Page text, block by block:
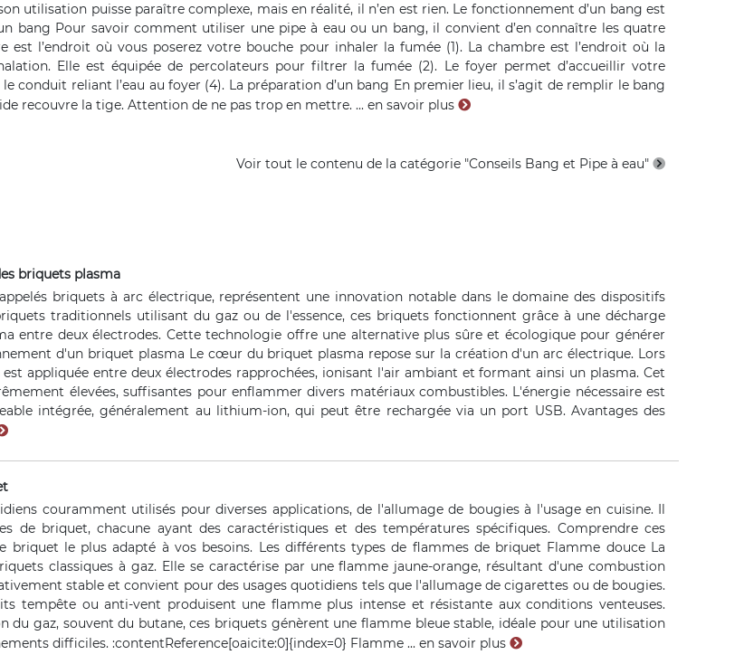
utilisation puisse paraître complexe, mais en réalité, il n’en est rien. Le fonctionnement d’un bang est
bang Pour savoir comment utiliser une pipe à eau ou un bang, il convient d’en connaître les quatre
est l’endroit où vous poserez votre bouche pour inhaler la fumée (1). La chambre est l’endroit où la
Elle est équipée de percolateurs pour filtrer la fumée (2). Le foyer permet d’accueillir votre
conduit reliant l’eau au foyer (4). La préparation d’un bang En premier lieu, il s’agit de remplir le bang
recouvre la tige. Attention de ne pas trop en mettre. ... en savoir plus
Voir tout le contenu de la catégorie "Conseils Bang et Pipe à eau"
briquets plasma
briquets à arc électrique, représentent une innovation notable dans le domaine des dispositifs
traditionnels utilisant du gaz ou de l'essence, ces briquets fonctionnent grâce à une décharge
entre deux électrodes. Cette technologie offre une alternative plus sûre et écologique pour générer
d'un briquet plasma Le cœur du briquet plasma repose sur la création d'un arc électrique. Lors
appliquée entre deux électrodes rapprochées, ionisant l'air ambiant et formant ainsi un plasma. Cet
élevées, suffisantes pour enflammer divers matériaux combustibles. L'énergie nécessaire est
intégrée, généralement au lithium-ion, qui peut être rechargée via un port USB. Avantages des
couramment utilisés pour diverses applications, de l'allumage de bougies à l'usage en cuisine. Il
de briquet, chacune ayant des caractéristiques et des températures spécifiques. Comprendre ces
briquet le plus adapté à vos besoins. Les différents types de flammes de briquet Flamme douce La
classiques à gaz. Elle se caractérise par une flamme jaune-orange, résultant d'une combustion
stable et convient pour des usages quotidiens tels que l'allumage de cigarettes ou de bougies.
tempête ou anti-vent produisent une flamme plus intense et résistante aux conditions venteuses.
du gaz, souvent du butane, ces briquets génèrent une flamme bleue stable, idéale pour une utilisation
difficiles. :contentReference[oaicite:0]{index=0} Flamme ... en savoir plus